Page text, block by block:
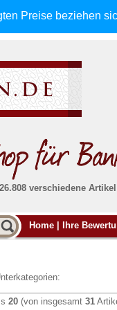
Preise beziehen
verschiedene
Alle
von uns voll
Absolute
Banknoten
Home Ihre
20 (von insgesamt 31